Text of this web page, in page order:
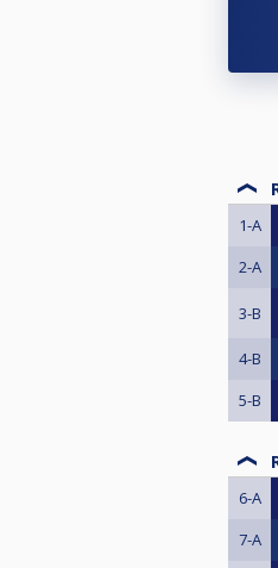
1-A
2-A
3-B
4-B
5-B
6-A
7-A